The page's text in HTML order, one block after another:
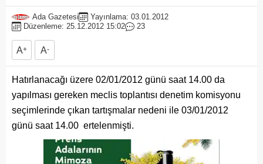
Ada Gazetesi
Yayınlama: 03.01.2012
Düzenleme: 25.12.2012 15:02
23
A+ A-
Hatırlanacağı üzere 02/01/2012 günü saat 14.00 da
yapılması gereken meclis toplantısı denetim komisyonu
seçimlerinde çıkan tartışmalar nedeni ile 03/01/2012
günü saat 14.00 ertelenmişti.